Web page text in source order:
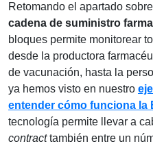
Retomando el apartado sobre
cadena de suministro
bloques permite monitorear
desde la productora
de vacunación, hasta la
ya hemos visto en nuestro
entender cómo funciona la
tecnología permite llevar a
contracttambién entre un